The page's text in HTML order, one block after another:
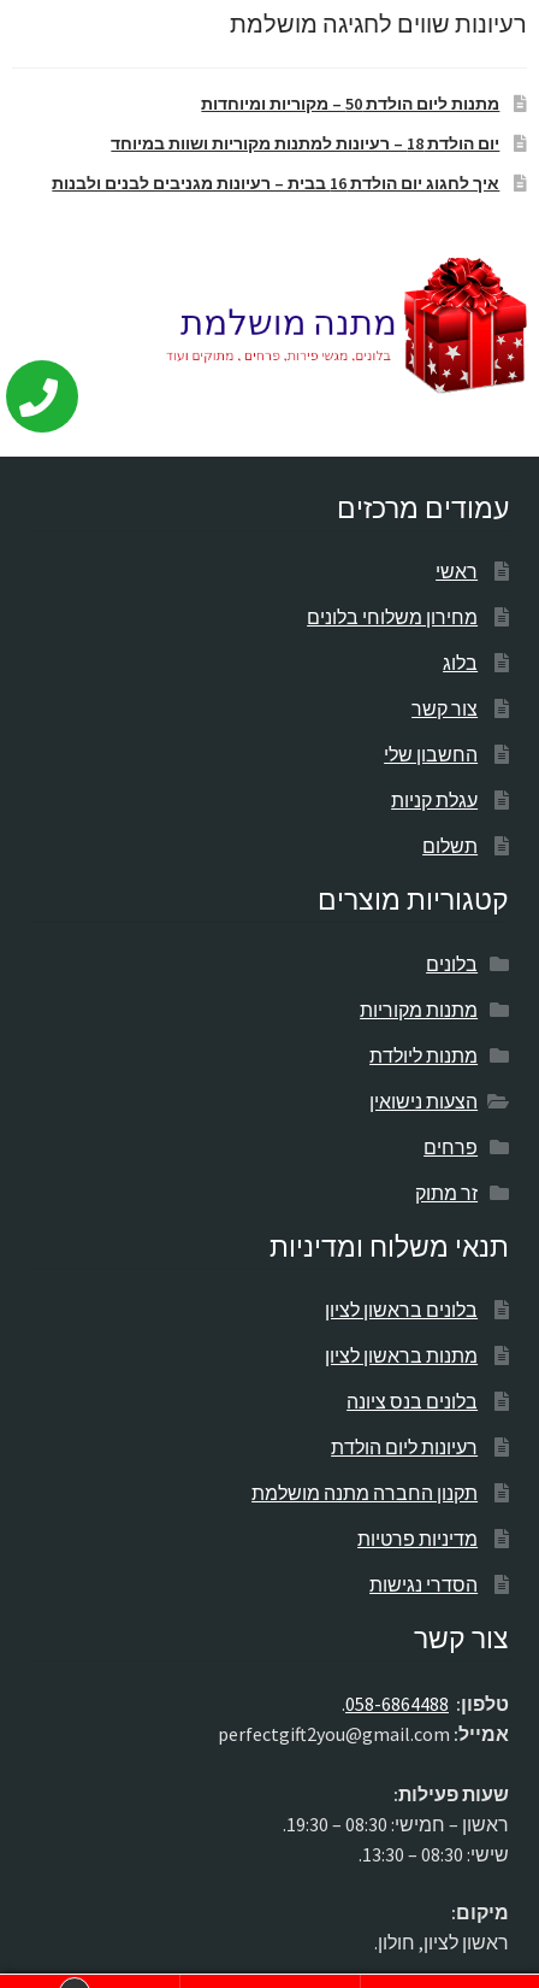
רעיונות שווים לחגיגה מושלמת
מתנות ליום הולדת 50 – מקוריות ומיוחדות
יום הולדת 18 – רעיונות למתנות מקוריות ושוות במיוחד
איך לחגוג יום הולדת 16 בבית – רעיונות מגניבים לבנים ולבנות
עמודים מרכזים
ראשי
מחירון משלוחי בלונים
בלוג
צור קשר
החשבון שלי
עגלת קניות
תשלום
קטגוריות מוצרים
בלונים
מתנות מקוריות
מתנות ליולדת
הצעות נישואין
פרחים
זר מתוק
תנאי משלוח ומדיניות
בלונים בראשון לציון
מתנות בראשון לציון
בלונים בנס ציונה
רעיונות ליום הולדת
תקנון החברה מתנה מושלמת
מדיניות פרטיות
הסדרי נגישות
צור קשר
טלפון: 058-6864488
.
אמייל:
שעות פעילות:
ראשון – חמישי: 08:30 – 19:30.
שישי: 08:30 – 13:30.
מיקום:
ראשון לציון, חולון.